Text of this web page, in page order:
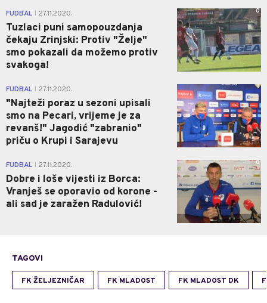
FUDBAL 27.11.2020.
Tuzlaci puni samopouzdanja
čekaju Zrinjski: Protiv "Želje"
smo pokazali da možemo protiv
svakoga!
0
FUDBAL 27.11.2020.
"Najteži poraz u sezoni upisali
smo na Pecari, vrijeme je za
revanš!" Jagodić "zabranio"
priču o Krupi i Sarajevu
1
FUDBAL 27.11.2020.
Dobre i loše vijesti iz Borca:
Vranješ se oporavio od korone -
ali sad je zaražen Radulović!
0
TAGOVI
FK ŽELJEZNIČAR FK MLADOST FK MLADOST DK